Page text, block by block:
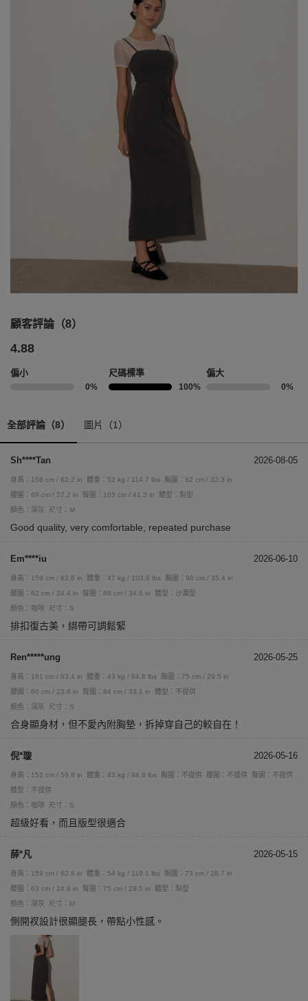
顧客評論（8）
4.88
偏小
0%
尺碼標準
100%
偏大
0%
全部評論（8） 圖片（1）
Sh****Tan 2026-08-05
身高：158 cm / 62.2 in 體重：52 kg / 114.7 lbs
胸圍：82 cm / 32.3 in
腰圍：69 cm / 27.2 in
臀圍：105 cm / 41.3 in
體型：梨型
顏色：深灰
尺寸：M
Good quality, very comfortable, repeated purchase
Em****iu 2026-06-10
身高：159 cm / 62.6 in 體重：47 kg / 103.6 lbs
胸圍：90 cm / 35.4 in
腰圍：62 cm / 24.4 in
臀圍：88 cm / 34.6 in
體型：沙漏型
顏色：咖啡
尺寸：S
排扣復古美，綁帶可調鬆緊
Ren*****ung 2026-05-25
身高：161 cm / 63.4 in 體重：43 kg / 94.8 lbs
胸圍：75 cm / 29.5 in
腰圍：60 cm / 23.6 in
臀圍：84 cm / 33.1 in
體型：不提供
顏色：深灰
尺寸：S
合身顯身材，但不愛內附胸墊，拆掉穿自己的較自在！
倪*璇 2026-05-16
身高：152 cm / 59.8 in 體重：43 kg / 94.8 lbs 胸圍：不提供 腰圍：不提供
臀圍：不提供
體型：不提供
顏色：咖啡
尺寸：S
超級好看，而且版型很適合
薛*凡 2026-05-15
身高：159 cm / 62.6 in 體重：54 kg / 119.1 lbs
胸圍：73 cm / 28.7 in
腰圍：63 cm / 24.8 in
臀圍：75 cm / 29.5 in
體型：梨型
顏色：深灰
尺寸：M
側開衩設計很顯腿長，帶點小性感。